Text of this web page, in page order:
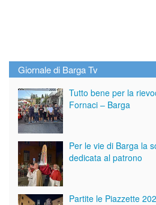
Giornale di Barga Tv
Tutto bene per la
Fornaci – Barga
Per le vie di Barga la
dedicata al patrono
Partite le Piazzette